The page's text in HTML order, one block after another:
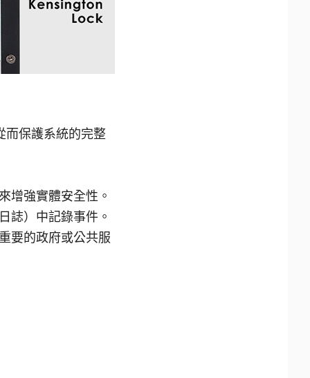
而保護系統的完整
增強實體安全性。
誌）中記錄事件。
要的政府或公共服